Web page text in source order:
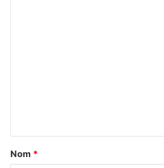
a
Nom *